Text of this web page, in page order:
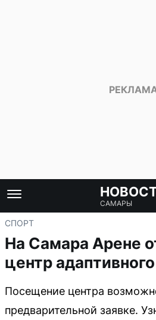
САМАРЫ
СПОРТ
На Самара Арене
центр
Посещение центра
предварительной заявке.